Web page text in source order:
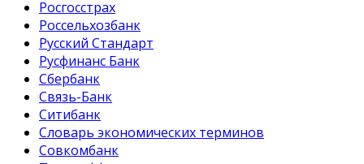
Росгосстрах
Россельхозбанк
Русский Стандарт
Русфинанс Банк
Сбербанк
Связь-Банк
Ситибанк
Словарь экономических терминов
Совкомбанк